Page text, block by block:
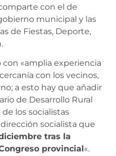
con el de
municipal y las
de Fiestas, Deporte,
«amplia experiencia
con los vecinos,
a esto hay que añadir
de Desarrollo Rural
los socialistas
socialista que
tras la
provincial «.